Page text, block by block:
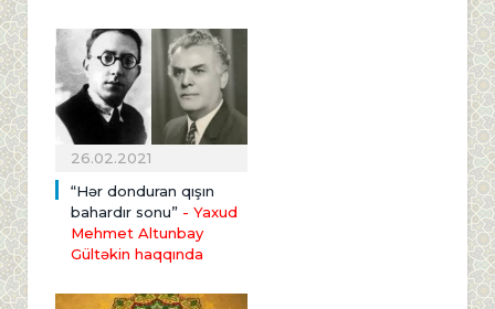
26.02.2021
“Hər donduran qışın
bahardır sonu” - Yaxud
Mehmet Altunbay
Gültəkin haqqında